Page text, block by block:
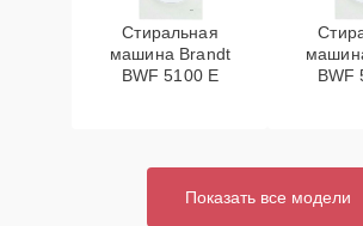
Стиральная
машина Brandt
BWF 5100 E
BWF
Показать все модели